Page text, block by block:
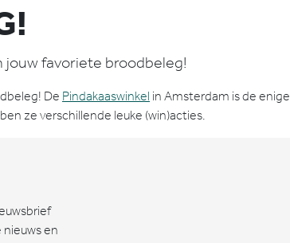
jouw favoriete broodbeleg!
De Pindakaaswinkel in Amsterdam is de enige
ze verschillende leuke (win)acties.
en